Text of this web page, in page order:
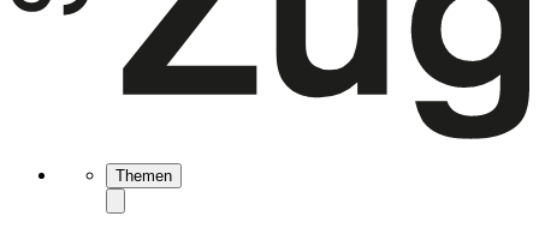
Themen